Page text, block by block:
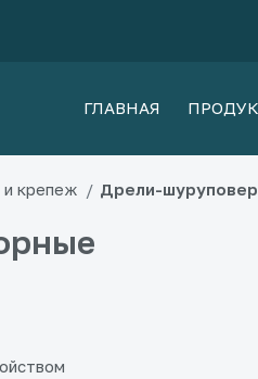
ГЛАВНАЯ
и крепеж Дрели-